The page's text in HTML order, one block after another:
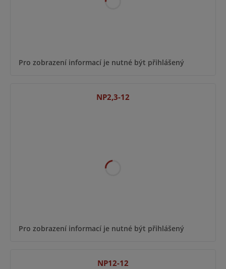
Pro zobrazení informací je nutné být přihlášený
NP2,3-12
Pro zobrazení informací je nutné být přihlášený
NP12-12